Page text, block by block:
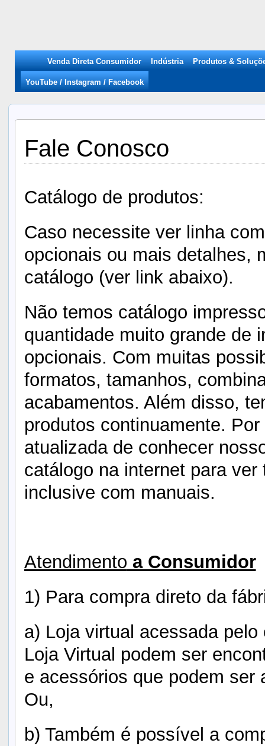
Venda Direta Consumidor Indústria Produtos &
YouTube / Instagram / Facebook
Fale Conosco
Catálogo de produtos:
Caso necessite ver linha
opcionais ou mais detalhes,
catálogo (ver link abaixo).
Não temos catálogo
quantidade muito grande de
opcionais. Com muitas
formatos, tamanhos,
acabamentos. Além disso,
produtos continuamente.
atualizada de conhecer
catálogo na internet para
inclusive com manuais.
Atendimento a Consumidor
1) Para compra direto da
a) Loja virtual acessada
Loja Virtual podem ser
e acessórios que podem ser
Ou,
b) Também é possível a